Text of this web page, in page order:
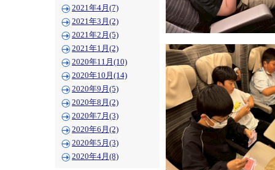
2021年4月(7)
2021年3月(2)
2021年2月(5)
2021年1月(2)
2020年11月(10)
2020年10月(14)
2020年9月(5)
2020年8月(2)
2020年7月(3)
2020年6月(2)
2020年5月(3)
2020年4月(8)